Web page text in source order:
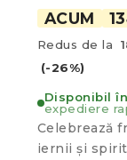
ACUM
Redus de la
(-26%)
Disponibil
expediere
Celebrează
iernii și